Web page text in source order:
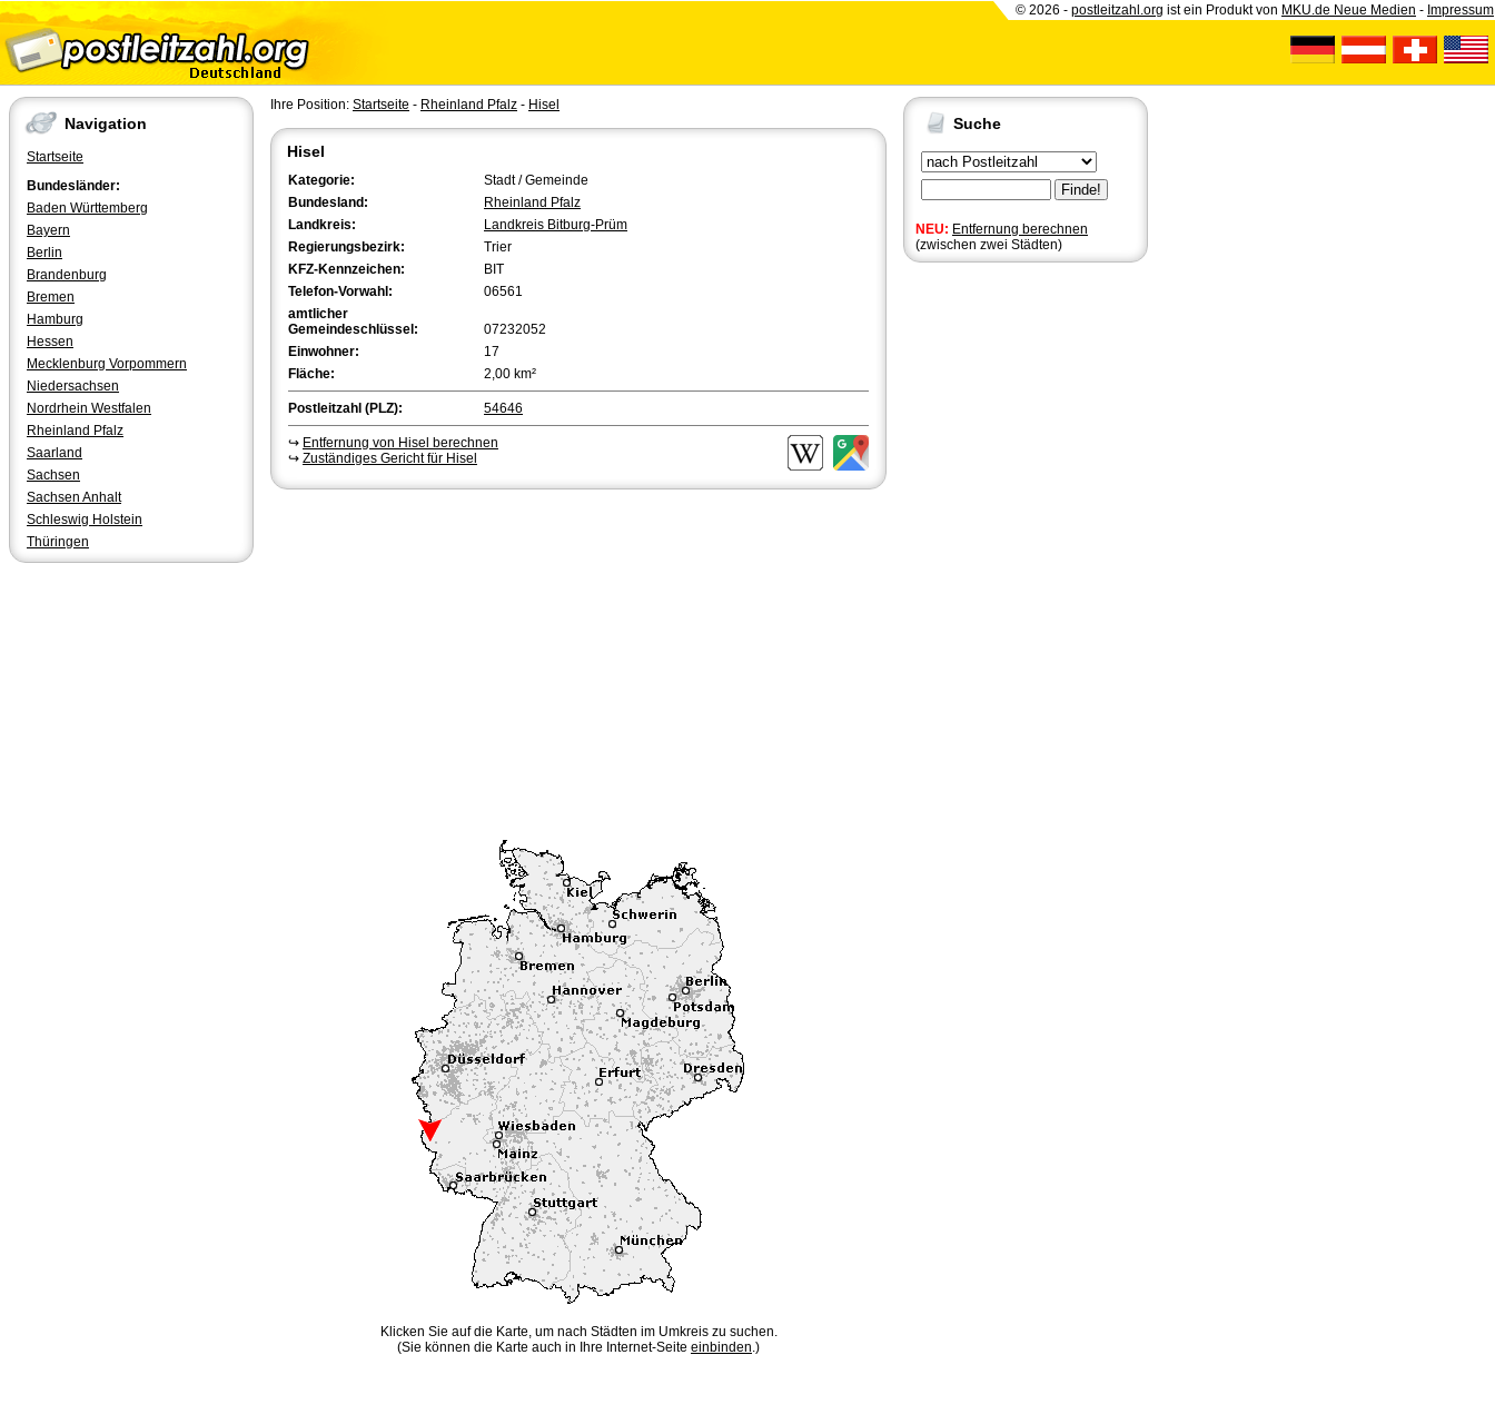
© 2026 - postleitzahl.org ist ein Produkt von MKU.de Neue Medien - Impressum
Navigation
Startseite
Bundesländer:
Baden Württemberg
Bayern
Berlin
Brandenburg
Bremen
Hamburg
Hessen
Mecklenburg Vorpommern
Niedersachsen
Nordrhein Westfalen
Rheinland Pfalz
Saarland
Sachsen
Sachsen Anhalt
Schleswig Holstein
Thüringen
Suche
NEU: Entfernung berechnen
(zwischen zwei Städten)
Ihre Position: Startseite - Rheinland Pfalz - Hisel
Hisel
Kategorie:
Stadt / Gemeinde
Bundesland:
Rheinland Pfalz
Landkreis:
Landkreis Bitburg-Prüm
Regierungsbezirk:
Trier
KFZ-Kennzeichen:
BIT
Telefon-Vorwahl:
06561
amtlicher
Gemeindeschlüssel:
07232052
Einwohner:
17
Fläche:
2,00 km²
Postleitzahl (PLZ): 54646
↪ Entfernung von Hisel berechnen
↪ Zuständiges Gericht für Hisel
Klicken Sie auf die Karte, um nach Städten im Umkreis zu suchen.
(Sie können die Karte auch in Ihre Internet-Seite einbinden.)